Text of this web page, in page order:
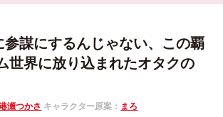
参謀にするんじゃない、この覇
世界に放り込まれたオタクの
瀬つかさ キャラクター原案： まろ